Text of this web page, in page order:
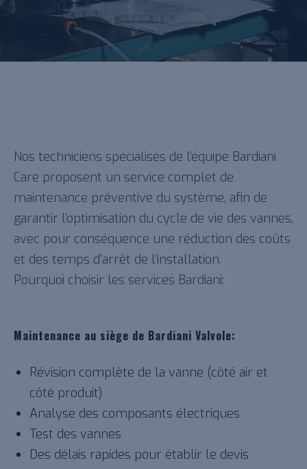
Nos techniciens spécialisés de l’équipe Bardiani
Care proposent un service complet de
maintenance préventive du système, afin de
garantir l’optimisation du cycle de vie des vannes,
avec pour conséquence une réduction des coûts
et des temps d’arrêt de l’installation.
Pourquoi choisir les services Bardiani:
Maintenance au siège de Bardiani Valvole:
Révision complète de la vanne (côté air et
côté produit)
Analyse des composants électriques
Test des vannes
Des délais rapides pour établir le devis